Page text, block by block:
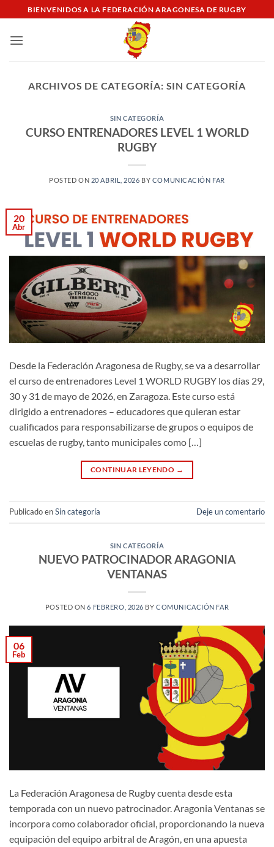
al
contenido
BIENVENIDOS A LA FEDERACIÓN ARAGONESA DE RUGBY
ARCHIVOS DE CATEGORÍA: SIN CATEGORÍA
SIN CATEGORÍA
CURSO ENTRENADORES LEVEL 1 WORLD
RUGBY
POSTED ON 20 ABRIL, 2026 BY COMUNICACIÓN FAR
20
Abr
Desde la Federación Aragonesa de Rugby, se va a desarrollar
el curso de entrenadores Level 1 WORLD RUGBY los días 29,
30 y 31 de mayo de 2026, en Zaragoza. Este curso está
dirigido a entrenadores – educadores que quieran estar
cualificados para responsabilizarse de grupos o equipos de
escuelas de rugby, tanto municipales como […]
CONTINUAR LEYENDO →
Publicado enSin categoría Deje un comentario
SIN CATEGORÍA
NUEVO PATROCINADOR ARAGONIA
VENTANAS
POSTED ON6 FEBRERO, 2026 BYCOMUNICACIÓN FAR
06
Feb
La Federación Aragonesa de Rugby cuenta desde esta
temporada con un nuevo patrocinador. Aragonia Ventanas se
incorpora como colaborador oficial, proporcionando la nueva
equipación del equipo arbitral de Aragón, en una apuesta